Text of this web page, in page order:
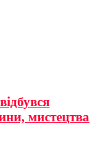
мистецтва